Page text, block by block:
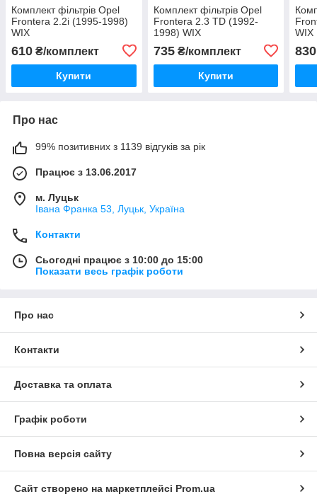
Комплект фільтрів Opel
Frontera 2.2i (1995-1998)
WIX
610 ₴/комплект
Купити
Комплект фільтрів Opel
Frontera 2.3 TD (1992-
1998) WIX
735₴/комплект
Купити
WIX
830
Про нас
99% позитивних з 1139 відгуків за рік
Працює з 13.06.2017
м. Луцьк
Івана Франка 53, Луцьк, Україна
Контакти
Сьогодні працює з 10:00 до 15:00
Показати весь графік роботи
Про нас
Контакти
Доставка та оплата
Графік роботи
Повна версія сайту
Сайт створено на маркетплейсі Prom.ua